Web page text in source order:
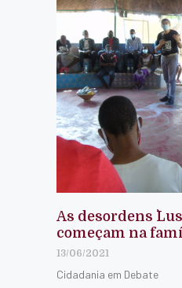
As desordens
começam na
13/06/2021
Cidadania em Debate